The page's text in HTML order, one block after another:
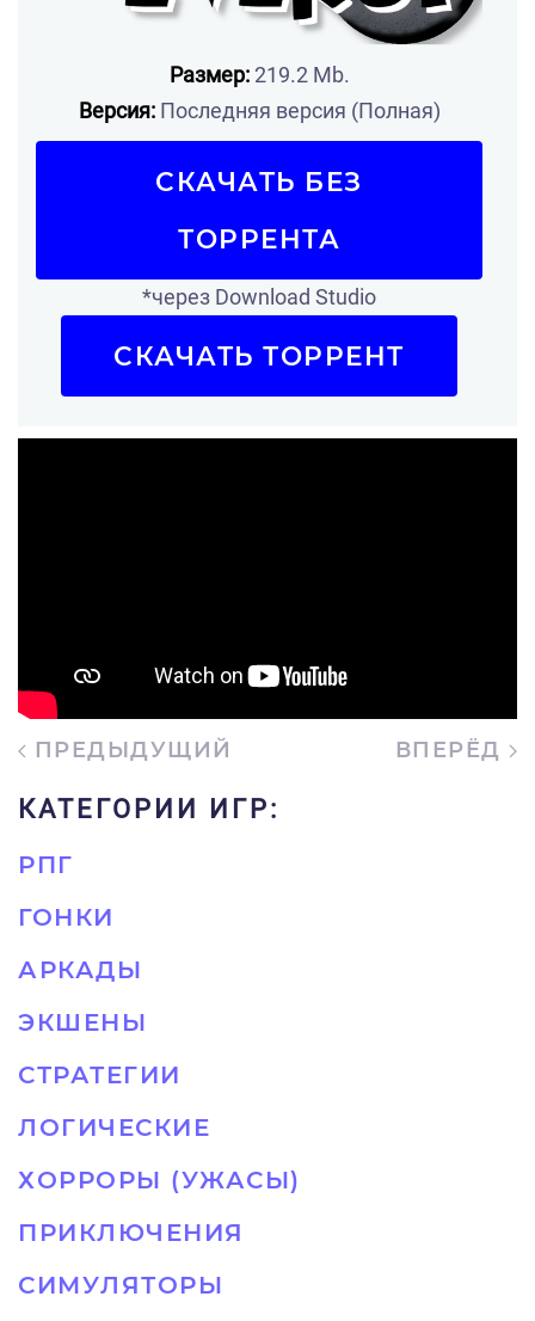
Размер:219.2 Mb.
Версия:Последняя версия (Полная)
СКАЧАТЬ БЕЗ
ТОРРЕНТА
*через Download Studio
СКАЧАТЬ ТОРРЕНТ
ПРЕДЫДУЩИЙ ВПЕРЁД
КАТЕГОРИИ ИГР:
РПГ
ГОНКИ
АРКАДЫ
ЭКШЕНЫ
СТРАТЕГИИ
ЛОГИЧЕСКИЕ
ХОРРОРЫ (УЖАСЫ)
ПРИКЛЮЧЕНИЯ
СИМУЛЯТОРЫ